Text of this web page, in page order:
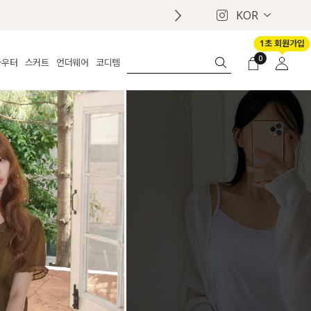
KOR
터
건
켓
/집업
트
딩
스커트
롱
데님
린넨
미니/미디
팬츠 스커트
언더웨어
보정웨어
브라
인견
나시/속바지
파자마
ETC
세트
코디템
MADE
벨트
슈즈
쥬얼리
액세서리
양말/스타킹
0
1초 회원가입
회원가입
마이페이지